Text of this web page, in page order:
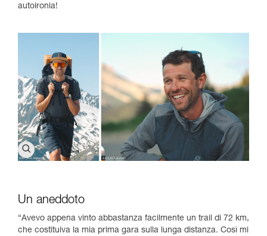
autoironia!
Un aneddoto
“Avevo appena vinto abbastanza facilmente un trail di 72 km,
che costituiva la mia prima gara sulla lunga distanza. Così mi